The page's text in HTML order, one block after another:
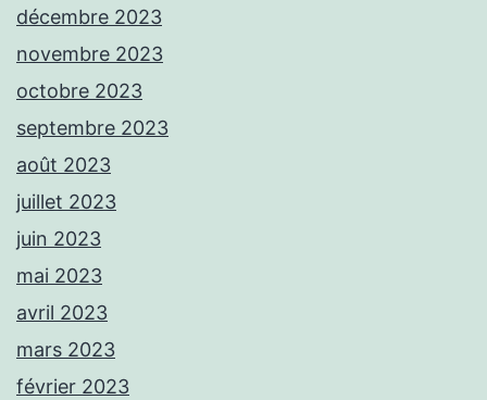
décembre 2023
novembre 2023
octobre 2023
septembre 2023
août 2023
juillet 2023
juin 2023
mai 2023
avril 2023
mars 2023
février 2023